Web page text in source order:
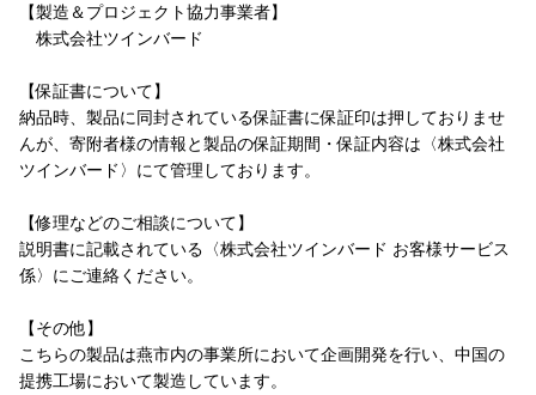
【製造＆プロジェクト協力事業者】
株式会社ツインバード
【保証書について】
納品時、製品に同封されている保証書に保証印は押しておりませ
んが、寄附者様の情報と製品の保証期間・保証内容は〈株式会社
ツインバード〉にて管理しております。
【修理などのご相談について】
説明書に記載されている〈株式会社ツインバード お客様サービス
係〉にご連絡ください。
【その他】
こちらの製品は燕市内の事業所において企画開発を行い、中国の
提携工場において製造しています。